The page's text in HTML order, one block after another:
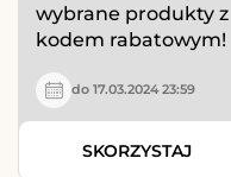
wybrane produkty z
kodem rabatowym!
do 17.03.2024 23:59
SKORZYSTAJ